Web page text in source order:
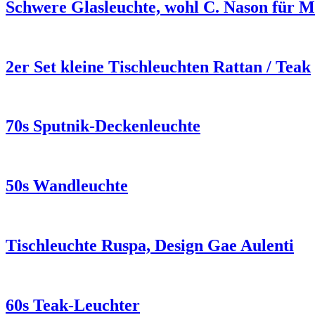
Schwere Glasleuchte, wohl C. Nason für
2er Set kleine Tischleuchten Rattan / Teak
70s Sputnik-Deckenleuchte
50s Wandleuchte
Tischleuchte Ruspa, Design Gae Aulenti
60s Teak-Leuchter